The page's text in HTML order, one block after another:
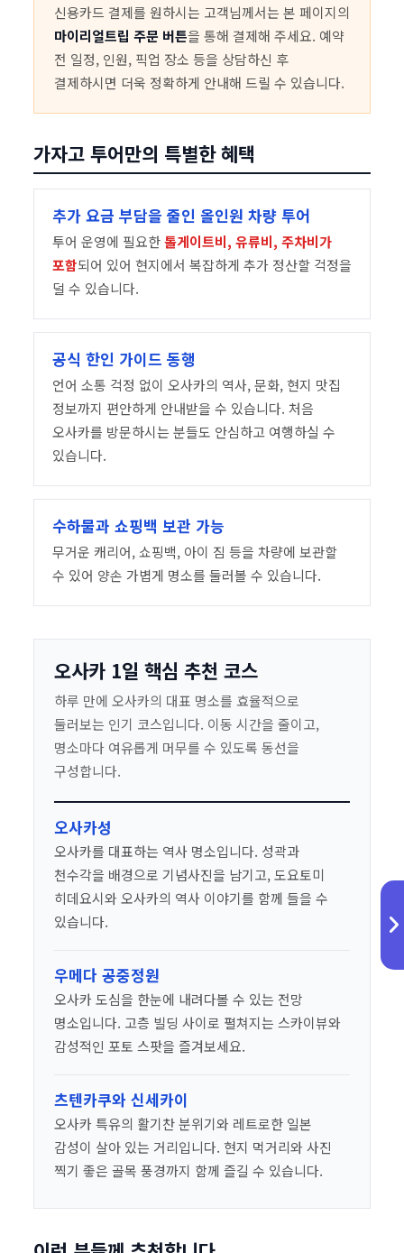
신용카드 결제를 원하시는 고객님께서는 본 페이지의
마이리얼트립 주문 버튼을 통해 결제해 주세요. 예약
전 일정, 인원, 픽업 장소 등을 상담하신 후
결제하시면 더욱 정확하게 안내해 드릴 수 있습니다.
가자고 투어만의 특별한 혜택
추가 요금 부담을 줄인 올인원 차량 투어
투어 운영에 필요한톨게이트비, 유류비, 주차비가
포함되어 있어 현지에서 복잡하게 추가 정산할 걱정을
덜 수 있습니다.
공식 한인 가이드 동행
언어 소통 걱정 없이 오사카의 역사, 문화, 현지 맛집
정보까지 편안하게 안내받을 수 있습니다. 처음
오사카를 방문하시는 분들도 안심하고 여행하실 수
있습니다.
수하물과 쇼핑백 보관 가능
무거운 캐리어, 쇼핑백, 아이 짐 등을 차량에 보관할
수 있어 양손 가볍게 명소를 둘러볼 수 있습니다.
오사카 1일 핵심 추천 코스
하루 만에 오사카의 대표 명소를 효율적으로
둘러보는 인기 코스입니다. 이동 시간을 줄이고,
명소마다 여유롭게 머무를 수 있도록 동선을
구성합니다.
오사카성
오사카를 대표하는 역사 명소입니다. 성곽과
천수각을 배경으로 기념사진을 남기고, 도요토미
히데요시와 오사카의 역사 이야기를 함께 들을 수
있습니다.
우메다 공중정원
오사카 도심을 한눈에 내려다볼 수 있는 전망
명소입니다. 고층 빌딩 사이로 펼쳐지는 스카이뷰와
감성적인 포토 스팟을 즐겨보세요.
츠텐카쿠와 신세카이
오사카 특유의 활기찬 분위기와 레트로한 일본
감성이 살아 있는 거리입니다. 현지 먹거리와 사진
찍기 좋은 골목 풍경까지 함께 즐길 수 있습니다.